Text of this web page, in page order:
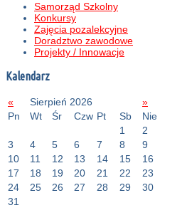
Samorząd Szkolny
Konkursy
Zajęcia pozalekcyjne
Doradztwo zawodowe
Projekty / Innowacje
Kalendarz
« Sierpień 2026
»
Pn
Wt Śr Czw Pt Sb
Nie
1
2
3
4 5 6 7 8
9
10
11 12 13 14 15
16
17
18 19 20 21 22
23
24
25 26 27 28 29
30
31